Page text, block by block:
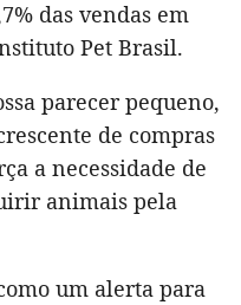
das vendas em
Pet Brasil.
parecer pequeno,
de compras
a necessidade de
animais pela
um alerta para